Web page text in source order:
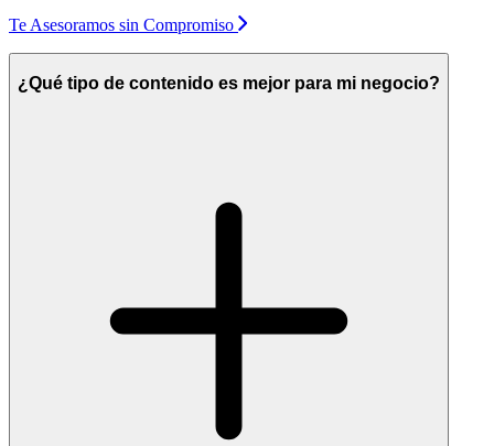
Te Asesoramos sin Compromiso
¿Qué tipo de contenido es mejor para mi negocio?